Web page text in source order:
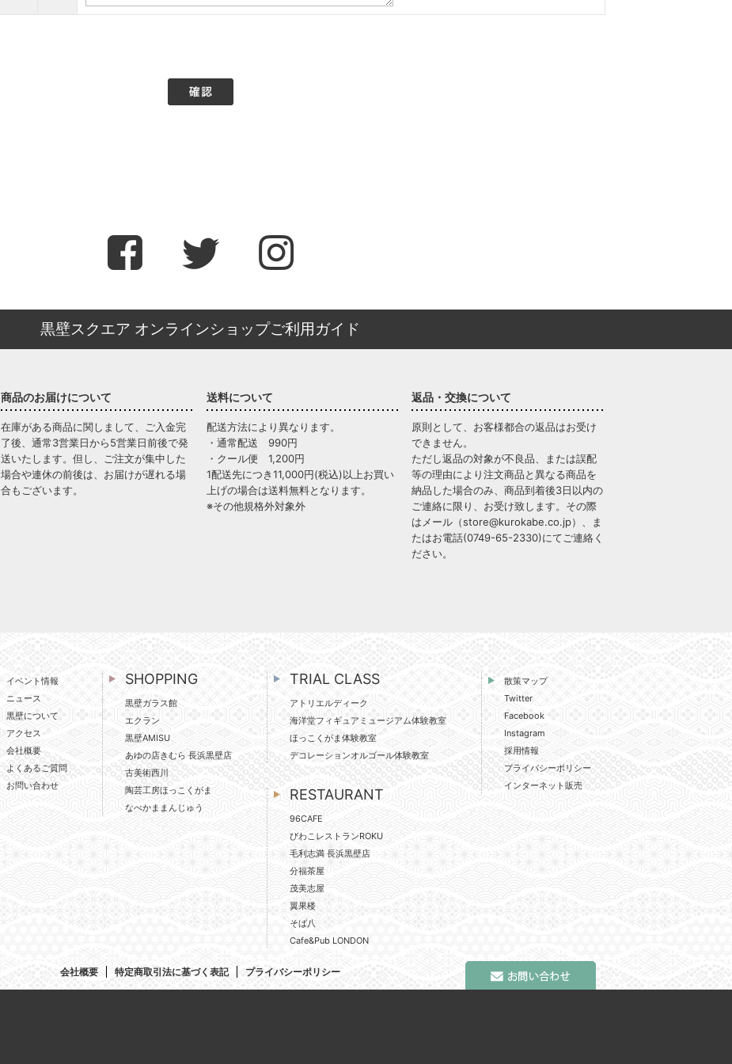
黒壁スクエア オンラインショップご利用ガイド
商品のお届けについて
在庫がある商品に関しまして、ご入金完
了後、通常3営業日から5営業日前後で発
送いたします。但し、ご注文が集中した
場合や連休の前後は、お届けが遅れる場
合もございます。
送料について
配送方法により異なります。
・通常配送 990円
・クール便 1,200円
1配送先につき11,000円(税込)以上お買い
上げの場合は送料無料となります。
※その他規格外対象外
返品・交換について
原則として、お客様都合の返品はお受け
できません。
ただし返品の対象が不良品、または誤配
等の理由により注文商品と異なる商品を
納品した場合のみ、商品到着後3日以内の
ご連絡に限り、お受け致します。その際
はメール（store@kurokabe.co.jp）、ま
たはお電話(0749-65-2330)にてご連絡く
ださい。
イベント情報
ニュース
黒壁について
アクセス
会社概要
よくあるご質問
お問い合わせ
SHOPPING
黒壁ガラス館
エクラン
黒壁AMISU
あゆの店きむら 長浜黒壁店
古美術西川
陶芸工房ほっこくがま
なべかままんじゅう
TRIAL CLASS
アトリエルディーク
海洋堂フィギュアミュージアム体験教室
ほっこくがま体験教室
デコレーションオルゴール体験教室
RESTAURANT
96CAFE
びわこレストランROKU
毛利志満 長浜黒壁店
分福茶屋
茂美志屋
翼果楼
そば八
Cafe&Pub LONDON
散策マップ
Twitter
Facebook
Instagram
採用情報
プライバシーポリシー
インターネット販売
会社概要 特定商取引法に基づく表記 プライバシーポリシー